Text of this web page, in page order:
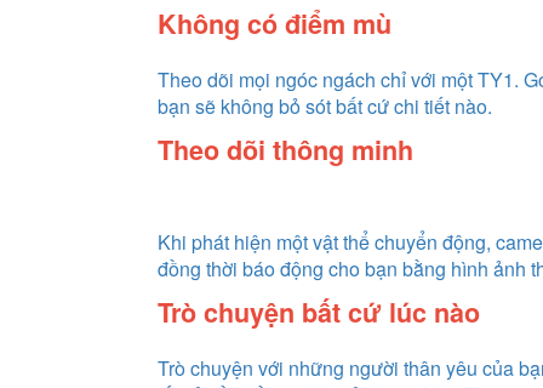
Không có điểm mù
Theo dõi mọi ngóc ngách chỉ với một TY1.
bạn sẽ không bỏ sót bất cứ chi tiết nào.
Theo dõi thông minh
Khi phát hiện một vật thể chuyển động,
đồng thời báo động cho bạn bằng hình ảnh
Trò chuyện bất cứ lúc nào
Trò chuyện với những người thân yêu của